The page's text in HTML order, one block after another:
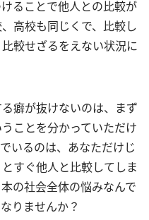
ることで他人との比較が
高校も同じくで、比較し
較せざるをえない状況に
癖が抜けないのは、まず
ことを分かっていただけ
いるのは、あなただけじ
すぐ他人と比較してしま
の社会全体の悩みなんで
りませんか？